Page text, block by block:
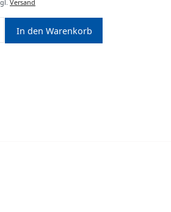
Versand
In den Warenkorb